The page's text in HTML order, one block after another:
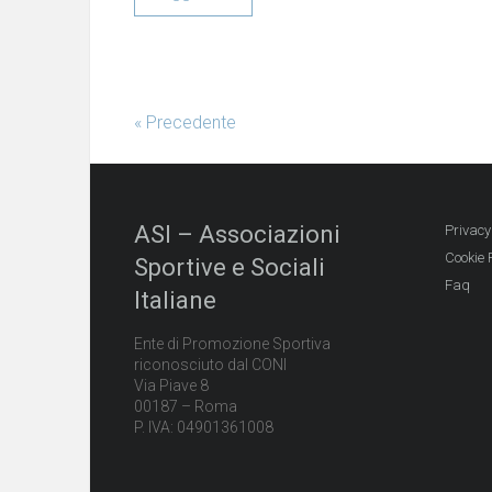
« Precedente
ASI – Associazioni
Sportive e Sociali
Italiane
Ente di Promozione Sportiva
riconosciuto dal CONI
Via Piave 8
00187 – Roma
P. IVA: 04901361008
Cookie
Faq